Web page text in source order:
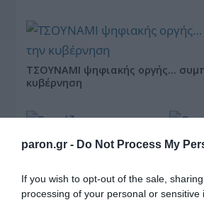
paron.gr - Do Not Process My
If you wish to opt-out of the sale,
processing of your personal or sensitive
ΤΣΟΥΝΑΜΙ ψηφιακής οργής…
κυβέρνηση
Ξορκίζουν τις διπλές
εκλογές στο Μαξίμου